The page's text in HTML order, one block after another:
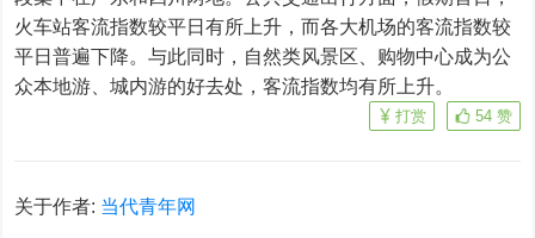
火车站客流指数较平日有所上升，而各大机场的客流指数较
平日普遍下降。与此同时，自然类风景区、购物中心成为公
众本地游、城内游的好去处，客流指数均有所上升。
54 赞
打赏
关于作者: 当代青年网